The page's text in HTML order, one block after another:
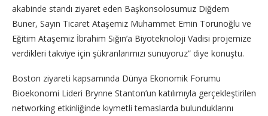
akabinde standı ziyaret eden Başkonsolosumuz Diğdem
Buner, Sayın Ticaret Ataşemiz Muhammet Emin Torunoğlu ve
Eğitim Ataşemiz İbrahim Sığın’a Biyoteknoloji Vadisi projemize
verdikleri takviye için şükranlarımızı sunuyoruz” diye konuştu.
Boston ziyareti kapsamında Dünya Ekonomik Forumu
Bioekonomi Lideri Brynne Stanton’un katılımıyla gerçekleştirilen
networking etkinliğinde kıymetli temaslarda bulunduklarını